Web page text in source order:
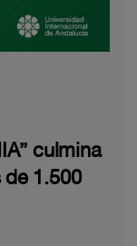
culmina
1.500